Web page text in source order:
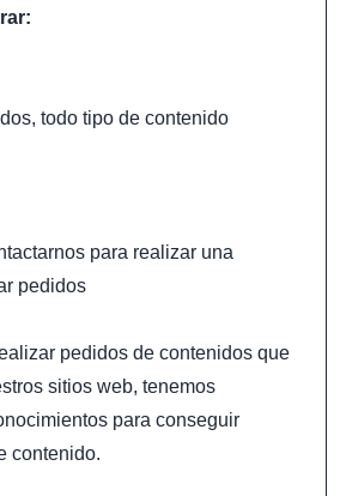
todo tipo de contenido
para realizar una
pedidos
pedidos de contenidos que
sitios web, tenemos
para conseguir
contenido.